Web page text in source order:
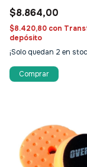
$8.864,00
$8.420,80 con
depósito
¡Solo quedan 2 en